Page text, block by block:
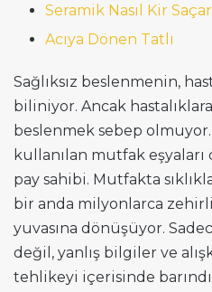
Seramik Nasıl Kir
Acıya Dönen Tatlı
Sağlıksız beslenmenin,
biliniyor. Ancak
beslenmek sebep
kullanılan mutfak
pay sahibi. Mutfakta
bir anda milyonlarca
yuvasına dönüşüyor.
değil, yanlış bilgiler ve
tehlikeyi içerisinde